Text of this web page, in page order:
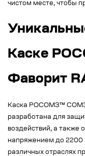
чистом месте, чтобы
Каске
Фаворит
Каска РОСОМЗ™ СОМЗ-
разработана для
воздействий, а также
напряжением до 2200
различных отраслях